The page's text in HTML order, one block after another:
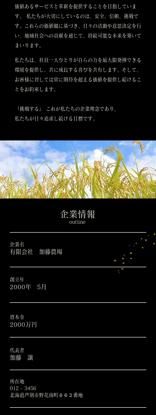
価値あるサービスと革新を提供することを目指していま
す。 私たちが大切にしているのは、安全、信頼、挑戦で
す。これらの価値観に基づき、日々の活動や意思決定を行
い、地域社会への貢献を通じて、持続可能な未来を築いて
まいります。
私たちは、社員一人ひとりが自らの力を最大限発揮できる
環境を提供し、共に成長する喜びを共有します。そして、
お客様に対しては常に期待を超える価値を提供し続けるこ
とをお約束します。
「挑戦する」 これが私たちの企業理念であり、
私たちが日々追求し続ける目標です。
outline
企業情報
​企業名
有限会社 加藤農場
創立年
2000年 5月
資本金
2000万円
代表者
加藤 譲
所在地
012 - 3456
北海道芦別市野花南町６６２番地